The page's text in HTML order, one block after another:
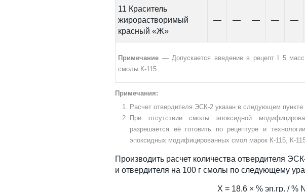
11 Краситель
жирорастворимый
красный «Ж»
— — — — —
Примечание — Допускается введение в рецепт I 5
смолы К-115.
Примечания:
Расчет отвердителя ЭСК-2 указан в следующем пункте.
При отсутствии смолы эпоксидной
разрешается её готовить по рецептуре и
эпоксидных модифицированных смол марок К-115, К-
Производить расчет количества отвердителя
и отвердителя на 100 г смолы по следующему
X = 18,6 × % эп.гр. / %